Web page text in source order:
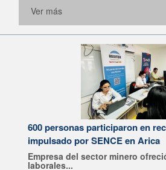
Ver más
600 personas participaron en
impulsado por SENCE en Arica
Empresa del sector minero
laborales...